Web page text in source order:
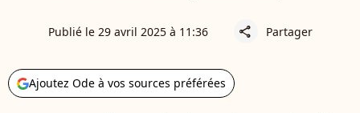
Publié le 29 avril 2025 à 11:36 share Partager
Ajoutez Ode à vos sources préférées